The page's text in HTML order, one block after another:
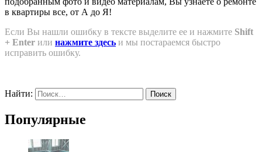
в квартиры все, от А до Я!
Если Вы нашли ошибку в тексте выделите ее и нажмите Shift
+ Enter или нажмите здесь и мы постараемся быстро
исправить ошибку.
Найти:
Популярные